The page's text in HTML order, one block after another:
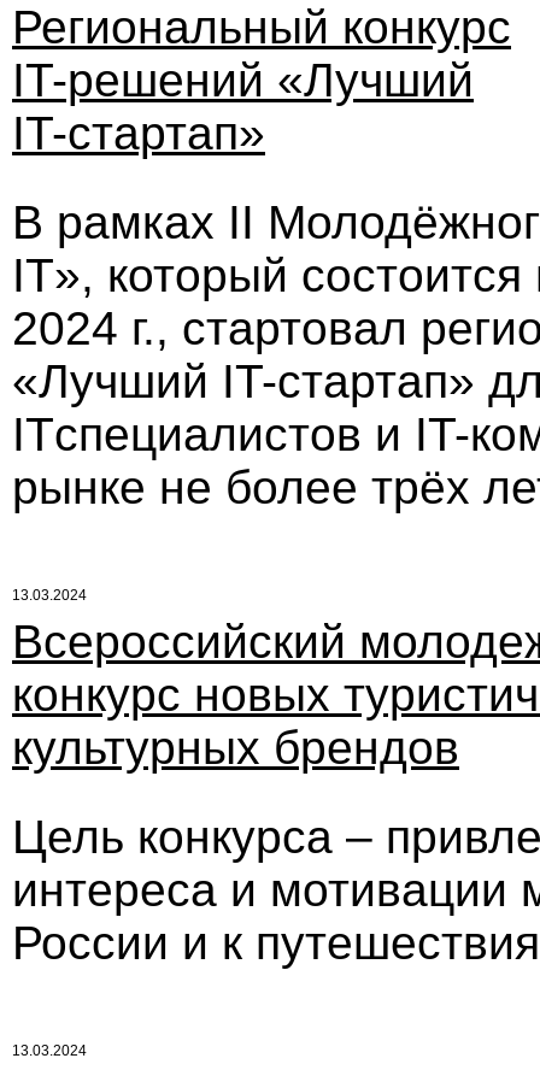
Региональный конкурс
IT-решений «Лучший
IT-стартап»
В рамках II
IT», который
2024 г., стартовал
«Лучший IT-стартап»
ITспециалистов и IT-
рынке не более трёх
13.03.2024
Всероссийский
конкурс новых
культурных брендов
Цель конкурса –
интереса и
России и к
13.03.2024